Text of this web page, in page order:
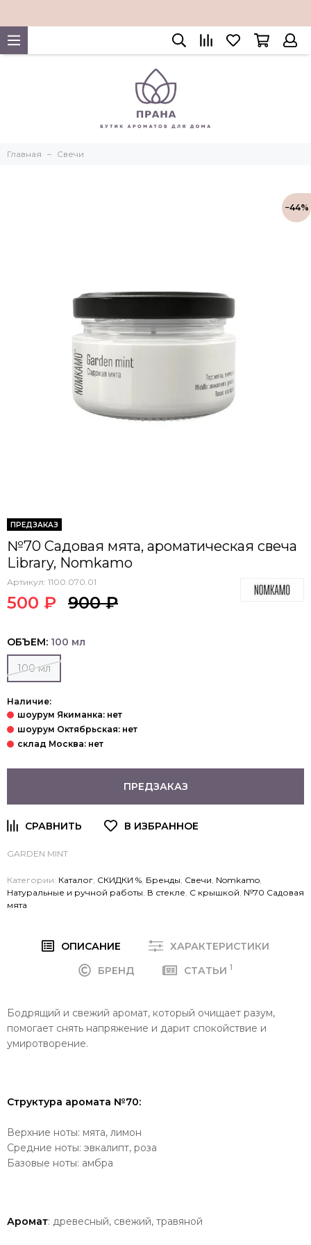
Главная Свечи
−44%
ПРЕДЗАКАЗ
№70 Садовая мята, ароматическая свеча
Library, Nomkamo
Артикул: 1100.070.01
500 ₽ 900 ₽
ОБЪЕМ: 100 мл
100 мл
Наличие:
ПРЕДЗАКАЗ
GARDEN MINT
Категории: Каталог СКИДКИ % Бренды Свечи Nomkamo
Натуральные и ручной работы В стекле С крышкой №70 Садовая
мята
ОПИСАНИЕ
ХАРАКТЕРИСТИКИ
БРЕНД
СТАТЬИ 1
Бодрящий и свежий аромат, который очищает разум,
помогает снять напряжение и дарит спокойствие и
умиротворение.
Структура аромата №70:
Верхние ноты: мята, лимон
Средние ноты: эвкалипт, роза
Базовые ноты: амбра
Аромат: древесный, свежий, травяной